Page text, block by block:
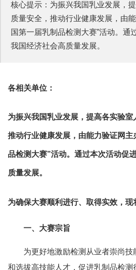
核心提示：为振兴我国乳业发展，
质量安全，推动行业健康发展，由
国第一届乳制品检测大赛”活动。
我国经济社会高质量发展。
各相关单位：
为振兴我国乳业发展，提高各实验
推动行业健康发展，由能力验证网
品检测大赛”活动。通过本次活动促
质量发展。
为确保大赛顺利进行、取得实效，现
一、大赛宗旨
为更好地激励检测从业者崇尚
和选拔高技能人才，促进乳制品检